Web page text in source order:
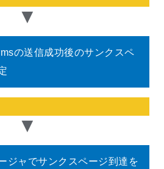
の送信成功後のサンクスペ
ジャでサンクスページ到達を